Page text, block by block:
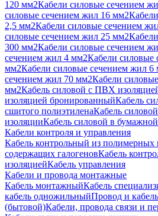
120 мм2Кабели силовые сечением
силовые сечением жил 16 мм2
2,5 мм2Кабели силовые сечением
силовые сечением жил 25 мм2
300 мм2Кабели силовые сечением
сечением жил 4 мм2Кабели силовые
мм2Кабели силовые сечением жил 6
сечением жил 70 мм2Кабели
мм2Кабель силовой с ПВХ
изоляцией бронированныйКабель
сшитого полиэтиленаКабель
изоляцииКабель силовой в
Кабели контроля и управления
Кабель контрольный из полимерных
содержащих галогеновКабель
изоляциейКабель управления
Кабели и провода монтажные
Кабель монтажныйКабель
кабель одножильныйПровод и
(бытовой)Кабели, провода связи и